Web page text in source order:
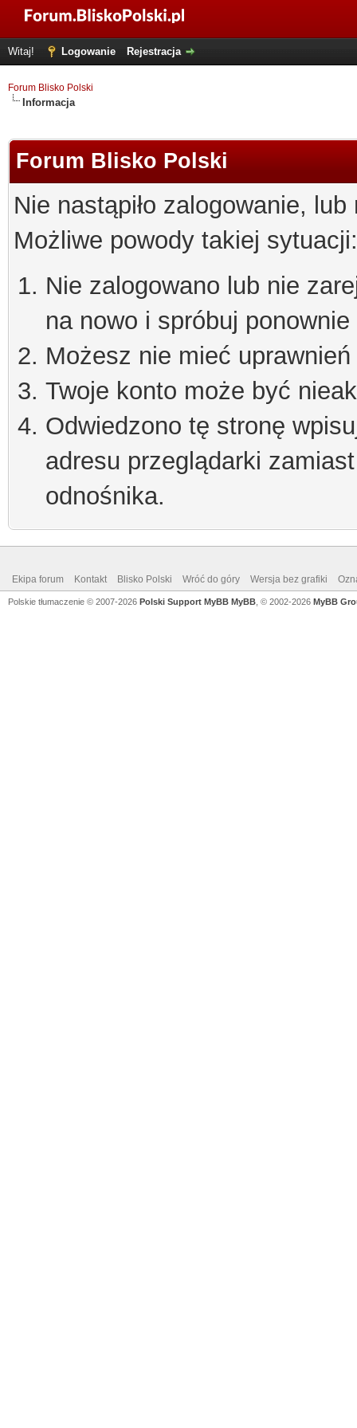
Witaj! Logowanie Rejestracja
Forum Blisko Polski
Informacja
Forum Blisko Polski
Nie nastąpiło zalogowanie,
Możliwe powody takiej sytuacji:
Nie zalogowano lub nie
na nowo i spróbuj ponownie
Możesz nie mieć
Twoje konto może być
Odwiedzono tę stronę
adresu przeglądarki
odnośnika.
Ekipa forum Kontakt Blisko Polski Wróć do góry Wersja bez grafiki
Polskie tłumaczenie © 2007-2026 Polski Support MyBB MyBB , © 2002-2026 MyBB